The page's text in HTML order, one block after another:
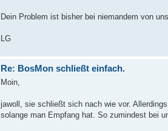
Dein Problem ist bisher bei niemandem von
LG
Re: BosMon schließt einfach.
Moin,
jawoll, sie schließt sich nach wie vor.
solange man Empfang hat. So zumindest bei